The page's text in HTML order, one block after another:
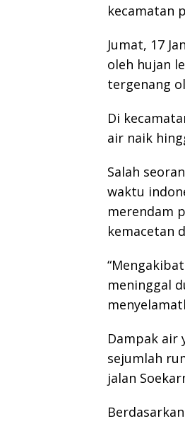
kecamatan
Jumat, 17
oleh hujan
tergenang
Di
air naik
Salah
waktu
merendam
kemacetan
meninggal
Dampak air
sejumlah
jalan